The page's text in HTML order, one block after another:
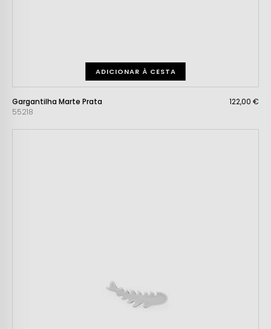
ADICIONAR À CESTA
Gargantilha Marte Prata
55218
122,00 €